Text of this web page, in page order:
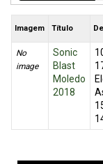
Imagem Título
No
image
Sonic
Blast
Moledo
2018